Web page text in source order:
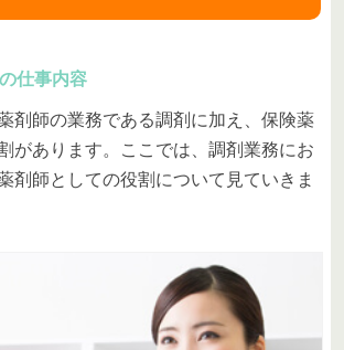
仕事内容
剤師の業務である調剤に加え、保険薬
があります。ここでは、調剤業務にお
剤師としての役割について見ていきま